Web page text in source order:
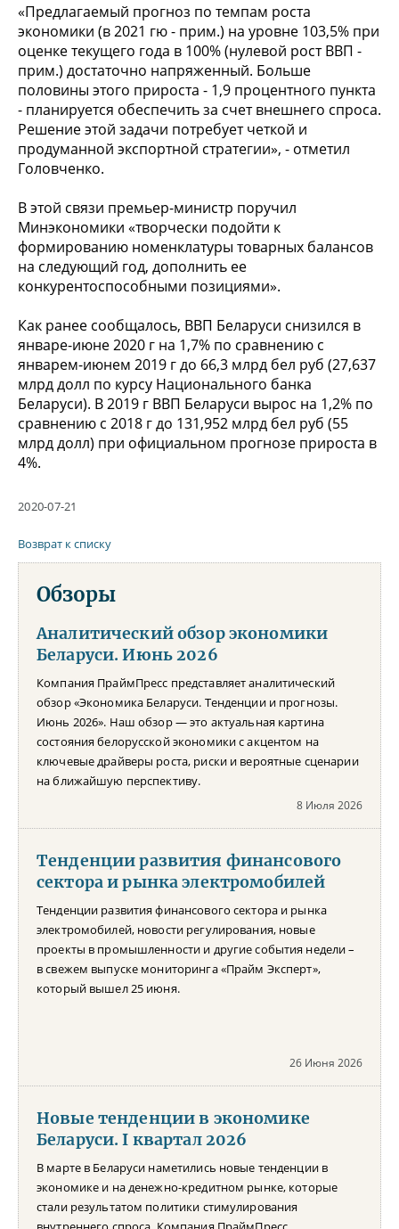
«Предлагаемый прогноз по темпам роста
экономики (в 2021 гю - прим.) на уровне 103,5% при
оценке текущего года в 100% (нулевой рост ВВП -
прим.) достаточно напряженный. Больше
половины этого прироста - 1,9 процентного пункта
- планируется обеспечить за счет внешнего спроса.
Решение этой задачи потребует четкой и
продуманной экспортной стратегии», - отметил
Головченко.
В этой связи премьер-министр поручил
Минэкономики «творчески подойти к
формированию номенклатуры товарных балансов
на следующий год, дополнить ее
конкурентоспособными позициями».
Как ранее сообщалось, ВВП Беларуси снизился в
январе-июне 2020 г на 1,7% по сравнению с
январем-июнем 2019 г до 66,3 млрд бел руб (27,637
млрд долл по курсу Национального банка
Беларуси). В 2019 г ВВП Беларуси вырос на 1,2% по
сравнению с 2018 г до 131,952 млрд бел руб (55
млрд долл) при официальном прогнозе прироста в
4%.
2020-07-21
Возврат к списку
Обзоры
Аналитический обзор экономики
Беларуси. Июнь 2026
Компания ПраймПресс представляет аналитический
обзор «Экономика Беларуси. Тенденции и прогнозы.
Июнь 2026». Наш обзор — это актуальная картина
состояния белорусской экономики с акцентом на
ключевые драйверы роста, риски и вероятные сценарии
на ближайшую перспективу.
8 Июля 2026
Тенденции развития финансового
сектора и рынка электромобилей
Тенденции развития финансового сектора и рынка
электромобилей, новости регулирования, новые
проекты в промышленности и другие события недели –
в свежем выпуске мониторинга «Прайм Эксперт»,
который вышел 25 июня.
26 Июня 2026
Новые тенденции в экономике
Беларуси. I квартал 2026
В марте в Беларуси наметились новые тенденции в
экономике и на денежно-кредитном рынке, которые
стали результатом политики стимулирования